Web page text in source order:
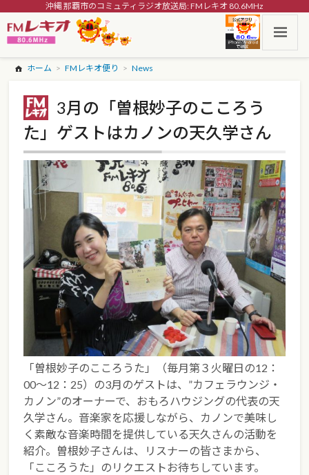
沖縄 那覇市のコミュティラジオ放送局: FMレキオ 80.6MHz
ホーム FMレキオ便り News
3月の「曽根妙子のこころう
た」ゲストはカノンの天久学さん
「曽根妙子のこころうた」（毎月第３火曜日の12：
00～12：25）の3月のゲストは、”カフェラウンジ・
カノン”のオーナーで、おもろハウジングの代表の天
久学さん。音楽家を応援しながら、カノンで美味し
く素敵な音楽時間を提供している天久さんの活動を
紹介。曽根妙子さんは、リスナーの皆さまから、
「こころうた」のリクエストお待ちしています。